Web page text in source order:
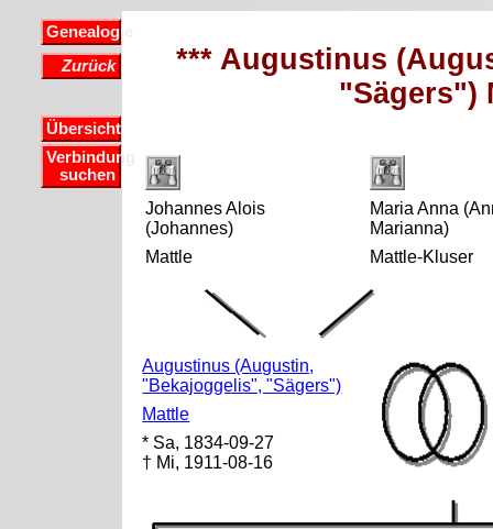
Genealogie
Zurück
Übersicht
Verbindung
suchen
*** Augustinus
"Sägers")
Johannes Alois
(Johannes)
Mattle
Maria Anna
Marianna)
Mattle-Kluser
Augustinus (Augustin,
"Bekajoggelis", "Sägers")
Mattle
* Sa, 1834-09-27
† Mi, 1911-08-16